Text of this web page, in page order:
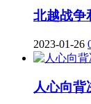
北越战争
2023-01-26
人心向背